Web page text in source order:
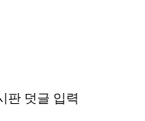
판 덧글 입력